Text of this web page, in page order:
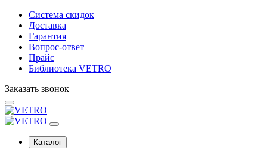
Система скидок
Доставка
Гарантия
Вопрос-ответ
Прайс
Библиотека VETRO
Заказать звонок
Каталог